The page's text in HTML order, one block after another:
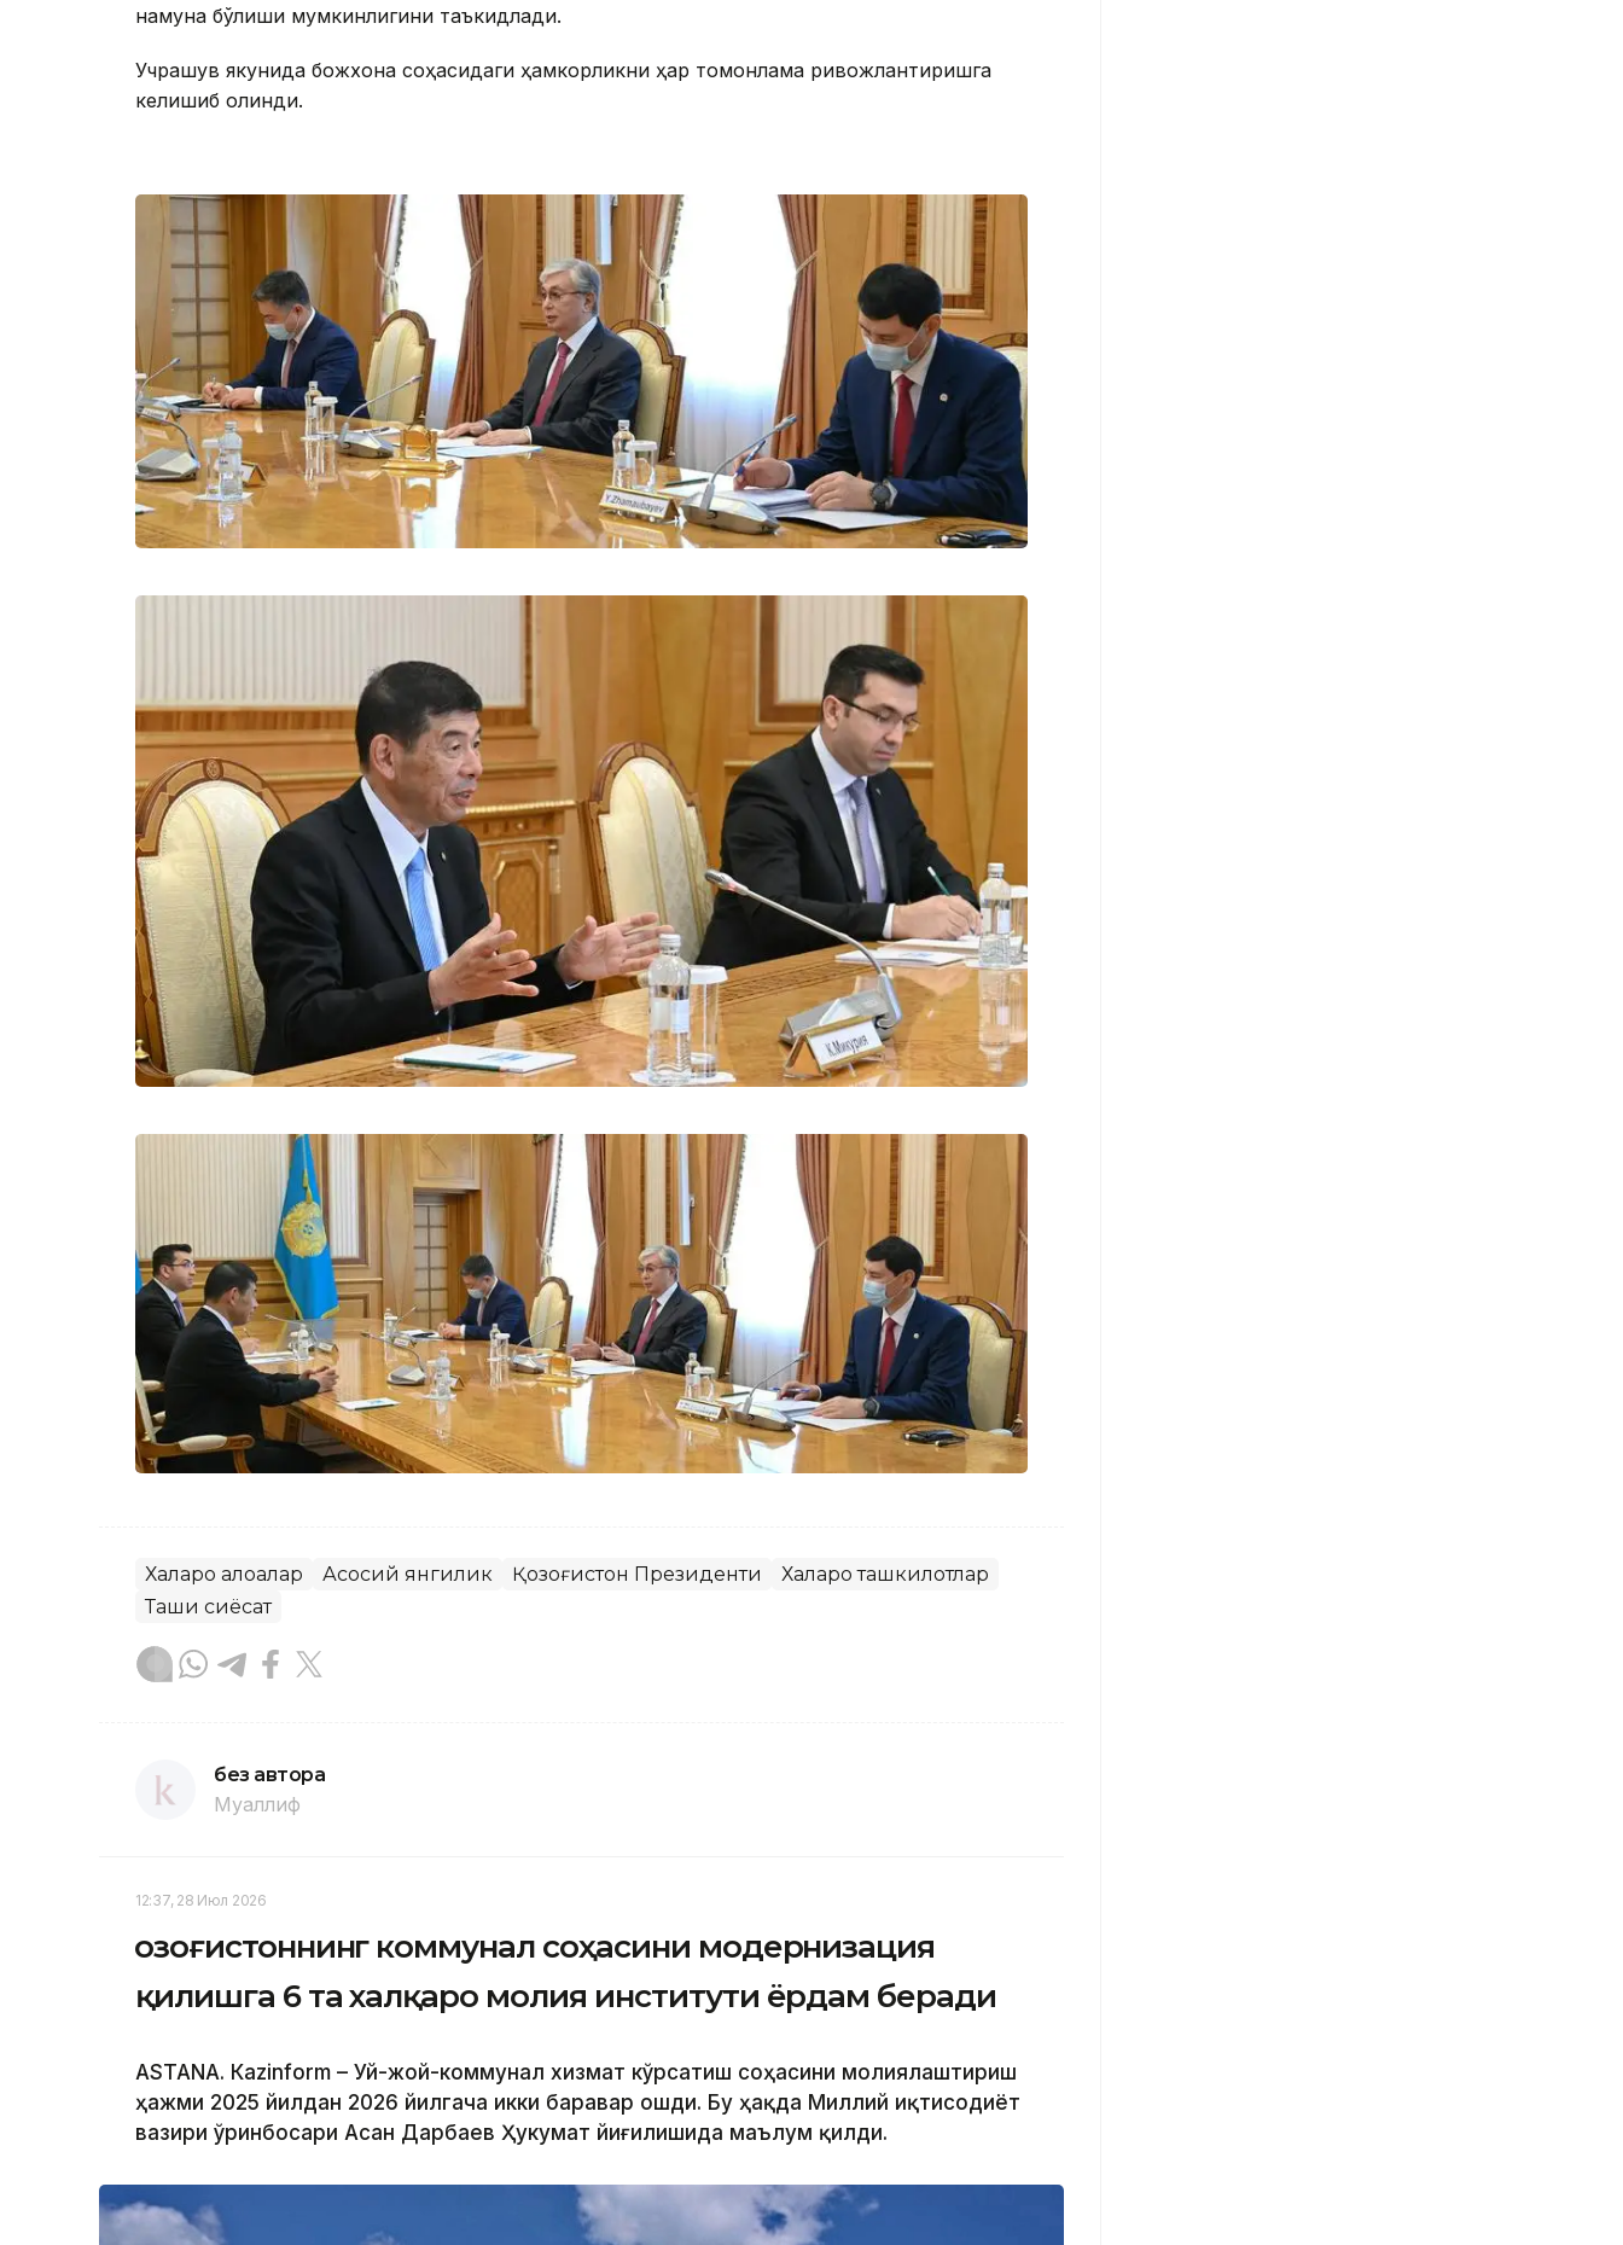
намуна бўлиши мумкинлигини таъкидлади.
Учрашув якунида божхона соҳасидаги ҳамкорликни ҳар томонлама ривожлантиришга
келишиб олинди.
Халқаро алоқалар Асосий янгилик Қозоғистон Президенти
Халқаро ташкилотлар
Ташқи сиёсат
без автора
Муаллиф
12:37, 28 Июл 2026
Қозоғистоннинг коммунал соҳасини модернизация
қилишга 6 та халқаро молия институти ёрдам беради
ASTANА. Кazinform – Уй-жой-коммунал хизмат кўрсатиш соҳасини молиялаштириш
ҳажми 2025 йилдан 2026 йилгача икки баравар ошди. Бу ҳақда Миллий иқтисодиёт
вазири ўринбосари Асан Дарбаев Ҳукумат йиғилишида маълум қилди.